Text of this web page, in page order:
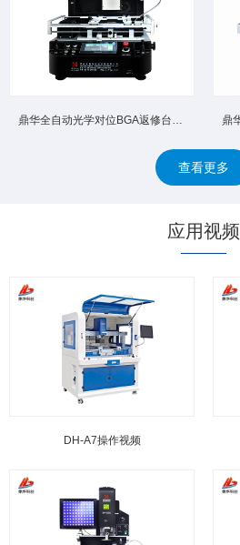
鼎华全自动光学对位BGA返修台DH‑A4D 高精密光学对位杜绝...
查看更多
应用视频
DH-A7操作视频